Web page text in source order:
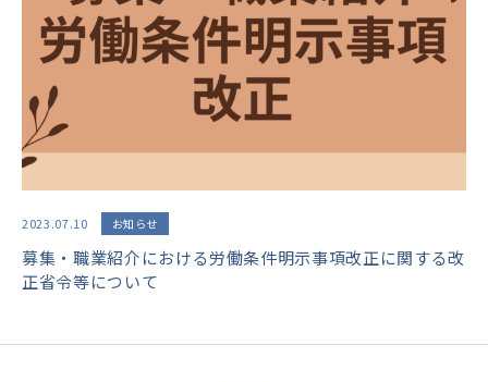
2023.07.10 お知らせ
募集・職業紹介における労働条件明示事項改正に関する改
正省令等について